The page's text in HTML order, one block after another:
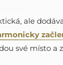
ale
své místo a